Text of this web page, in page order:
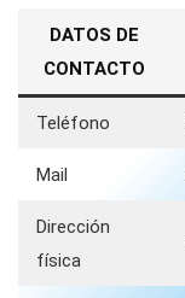
DATOS DE
CONTACTO
Teléfono
Mail
Dirección
física